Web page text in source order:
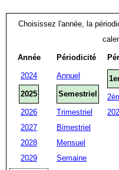
Choisissez l'année, la
Année
2024
2025
2026
2027
2028
2029
Périodicité
Annuel
Semestriel
Trimestriel
Bimestriel
Mensuel
Semaine